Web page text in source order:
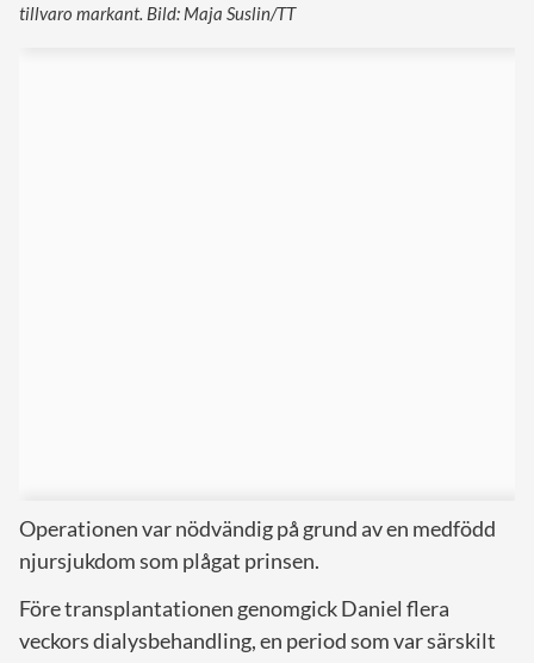
tillvaro markant. Bild: Maja Suslin/TT
Operationen var nödvändig på grund av en medfödd
njursjukdom som plågat prinsen.
Före transplantationen genomgick Daniel flera
veckors dialysbehandling, en period som var särskilt